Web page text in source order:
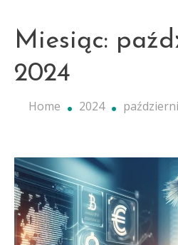
Miesiąc:
2024
Home 2024